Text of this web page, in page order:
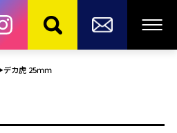
デカ虎 25ｍｍ